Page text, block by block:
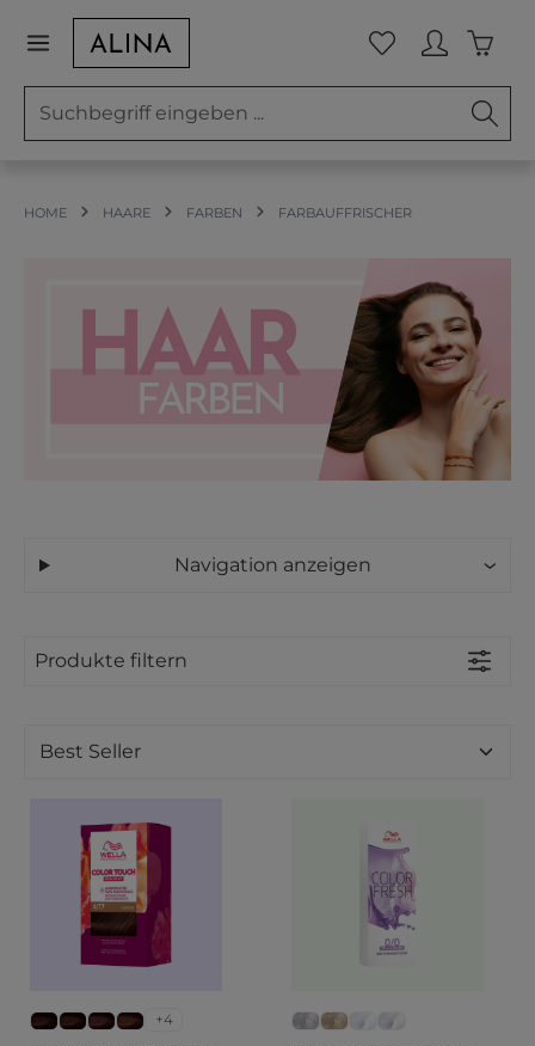
Zum Hauptinhalt springen Du hast 0
HOME HAARE FARBEN FARBAUFFRISCHER
Navigation anzeigen
Produkte filtern
+4